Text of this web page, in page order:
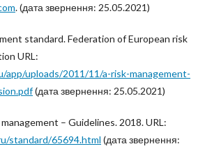
. (дата звернення: 25.05.2021)
standard. Federation of European risk
URL:
uploads/2011/11/a-risk-management-
(дата звернення: 25.05.2021)
– Guidelines. 2018. URL:
standard/65694.html (дата звернення: